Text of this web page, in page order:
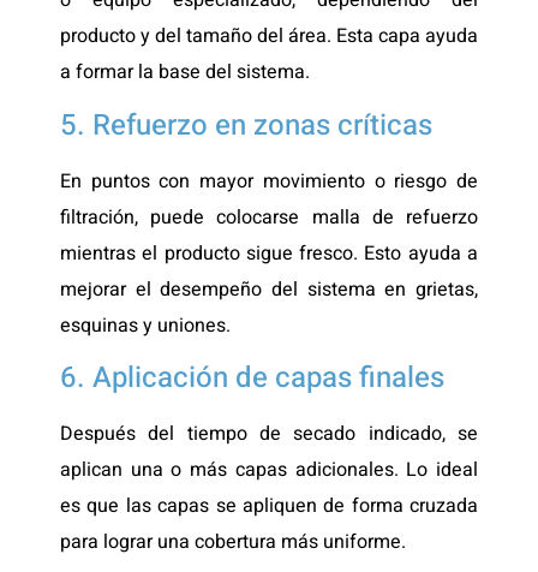
producto y del tamaño del área. Esta capa ayuda
a formar la base del sistema.
5. Refuerzo en zonas críticas
En puntos con mayor movimiento o riesgo de
filtración, puede colocarse malla de refuerzo
mientras el producto sigue fresco. Esto ayuda a
mejorar el desempeño del sistema en grietas,
esquinas y uniones.
6. Aplicación de capas finales
Después del tiempo de secado indicado, se
aplican una o más capas adicionales. Lo ideal
es que las capas se apliquen de forma cruzada
para lograr una cobertura más uniforme.